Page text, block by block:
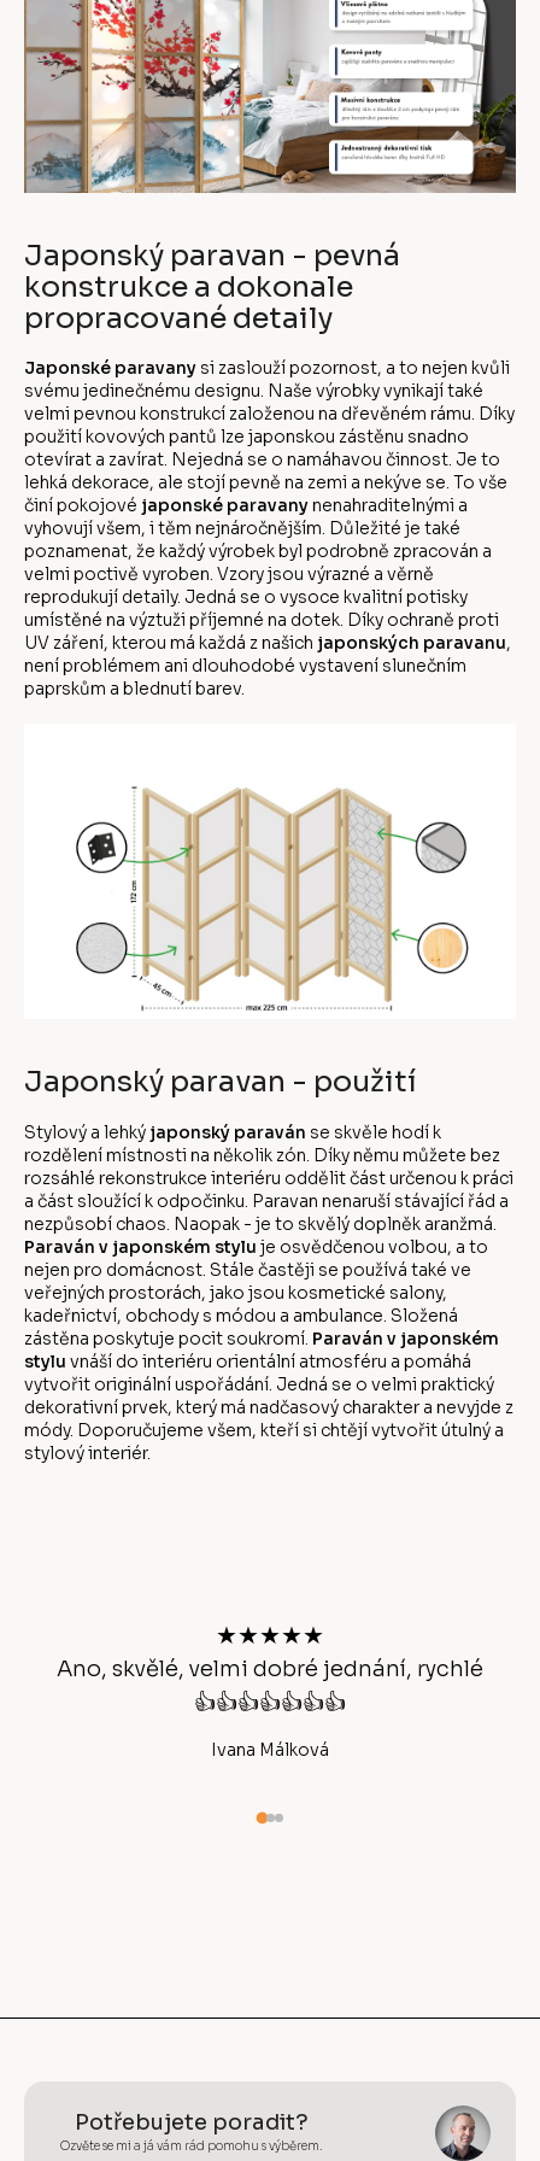
Japonský paravan - pevná
konstrukce a dokonale
propracované detaily
Japonské paravany si zaslouží pozornost, a to nejen kvůli
svému jedinečnému designu. Naše výrobky vynikají také
velmi pevnou konstrukcí založenou na dřevěném rámu. Díky
použití kovových pantů lze japonskou zástěnu snadno
otevírat a zavírat. Nejedná se o namáhavou činnost. Je to
lehká dekorace, ale stojí pevně na zemi a nekýve se. To vše
činí pokojové japonské paravanynenahraditelnými a
vyhovují všem, i těm nejnáročnějším. Důležité je také
poznamenat, že každý výrobek byl podrobně zpracován a
velmi poctivě vyroben. Vzory jsou výrazné a věrně
reprodukují detaily. Jedná se o vysoce kvalitní potisky
umístěné na výztuži příjemné na dotek. Díky ochraně proti
UV záření, kterou má každá z našich japonských paravanu,
není problémem ani dlouhodobé vystavení slunečním
paprskům a blednutí barev.
Japonský paravan - použití
Stylový a lehký japonský paraván se skvěle hodí k
rozdělení místnosti na několik zón. Díky němu můžete bez
rozsáhlé rekonstrukce interiéru oddělit část určenou k práci
a část sloužící k odpočinku. Paravan nenaruší stávající řád a
nezpůsobí chaos. Naopak - je to skvělý doplněk aranžmá.
Paraván v japonském stylu je osvědčenou volbou, a to
nejen pro domácnost. Stále častěji se používá také ve
veřejných prostorách, jako jsou kosmetické salony,
kadeřnictví, obchody s módou a ambulance. Složená
zástěna poskytuje pocit soukromí. Paraván v japonském
stylu vnáší do interiéru orientální atmosféru a pomáhá
vytvořit originální uspořádání. Jedná se o velmi praktický
dekorativní prvek, který má nadčasový charakter a nevyjde z
módy. Doporučujeme všem, kteří si chtějí vytvořit útulný a
stylový interiér.
★★★★★
Ano, skvělé, velmi dobré jednání, rychlé
👍👍👍👍👍👍👍
Ivana Málková
Potřebujete poradit?
Ozvěte se mi a já vám rád pomohu s výběrem.